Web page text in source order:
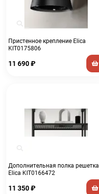
Пристенное крепление Elica
KIT0175806
11 690₽
Дополнительная полка решетка
Elica KIT0166472
11 350₽